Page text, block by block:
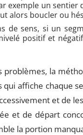
exemple un sentier
alors boucler ou
de sens, si un
positif et
problèmes, la
affiche chaque
et de
et de départ
la portion